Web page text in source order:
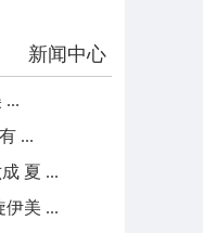
新闻中心
...
...
夏 ...
伊美 ...